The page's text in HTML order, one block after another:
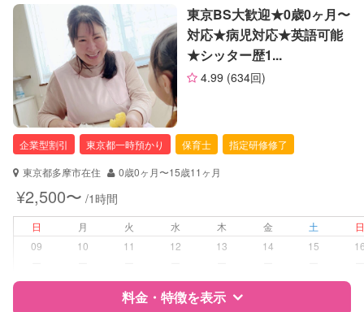
障がい児対応 対応可否は個別に相談
レッスン その他
定期予約 お引き受けしていません
お子様の撮影
（定期特典）
対応不可
特徴 料金 レビュー
サポートの特徴
資格
企業型割引対象(旧内閣府補助対象)
自治体届出済ベビーシッター
保育士
看護師
助産師
対応可能/特徴
早朝対応
夜間対応
子育て経験
東京BS大歓迎★0歳0ヶ月〜
対応★病児対応★英語可能
★シッター歴1...
4.99 (634回)
企業型割引 東京都一時預かり 保育士
指定研修修了
東京都多摩市在住
0歳0ヶ月〜15歳11ヶ月
¥2,500〜 /1時間
日 月 火 水 木 金 土
09
10 11 12 13 14 15
料金・特徴を表示